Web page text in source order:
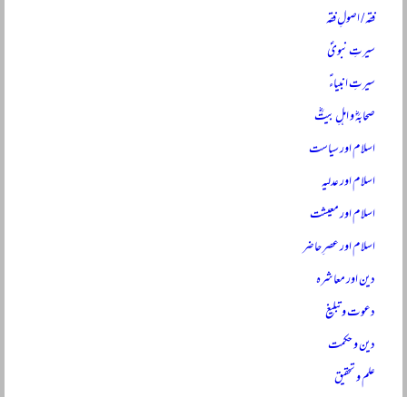
فقہ / اصولِ فقہ
سیرتِ نبویؐ
سیرتِ انبیاءؑ
صحابہؓ و اہلِ بیتؓ
اسلام اور سیاست
اسلام اور عدلیہ
اسلام اور معیشت
اسلام اور عصرِ حاضر
دین اور معاشرہ
دعوت و تبلیغ
دین و حکمت
علم و تحقیق